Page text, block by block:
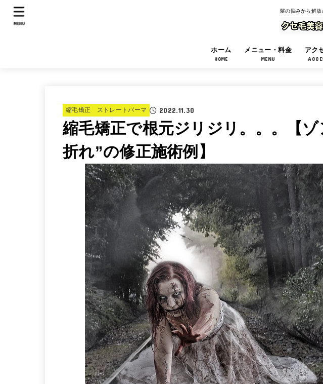
髪の悩みから解
ホーム
HOME
メニュー・料金
MENU
アク
MENU
縮毛矯正 ストレートパーマ 2022.11.30
縮毛矯正で根元ジリジリ。。。【
折れ”の修正施術例】